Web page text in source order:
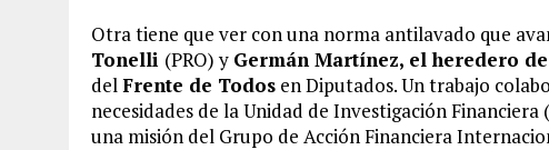
Otra tiene que ver con una norma antilavado que
Tonelli (PRO) y Germán Martínez, el heredero
del Frente de Todos en Diputados. Un trabajo
necesidades de la Unidad de Investigación
una misión del Grupo de Acción Financiera